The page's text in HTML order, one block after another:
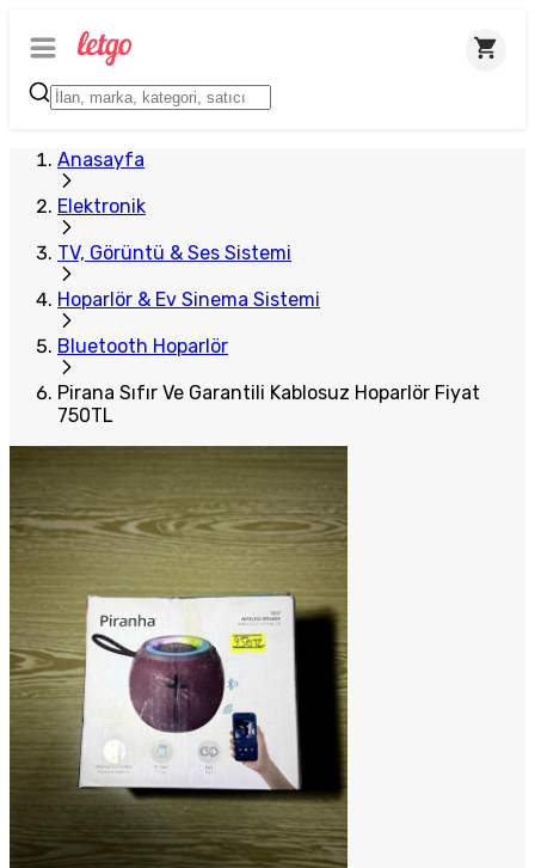
Anasayfa
Elektronik
TV, Görüntü & Ses Sistemi
Hoparlör & Ev Sinema Sistemi
Bluetooth Hoparlör
Pirana Sıfır Ve Garantili Kablosuz Hoparlör Fiyat
750TL
Plus Satıcı